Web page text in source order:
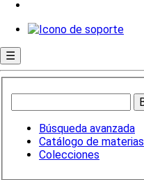
☰
Búsqueda avanzada
Catálogo de materias
Colecciones